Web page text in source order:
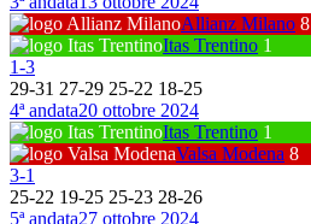
Allianz Milano 8
Itas Trentino 1
1-3
29-31 27-29 25-22 18-25
4ª andata20 ottobre 2024
Itas Trentino 1
Valsa Modena 8
3-1
25-22 19-25 25-23 28-26
5ª andata27 ottobre 2024